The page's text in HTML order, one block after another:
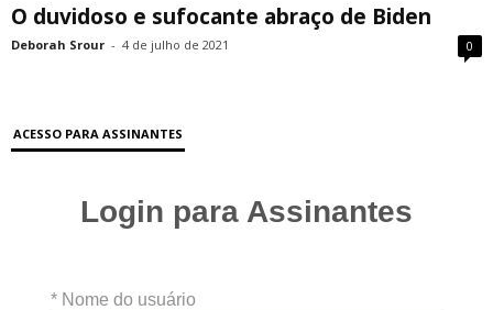
O duvidoso e sufocante abraço de Biden
Deborah Srour - 4 de julho de 2021 0
ACESSO PARA ASSINANTES
Login para Assinantes
* Nome do usuário